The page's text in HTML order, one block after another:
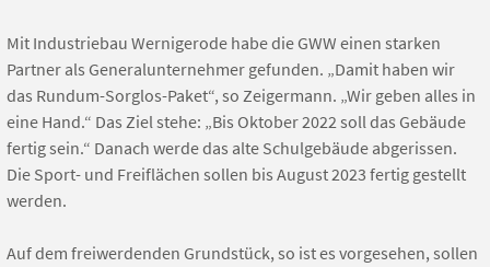
Mit Industriebau Wernigerode habe die GWW einen starken
Partner als Generalunternehmer gefunden. „Damit haben wir
das Rundum-Sorglos-Paket“, so Zeigermann. „Wir geben alles in
eine Hand.“ Das Ziel stehe: „Bis Oktober 2022 soll das Gebäude
fertig sein.“ Danach werde das alte Schulgebäude abgerissen.
Die Sport- und Freiflächen sollen bis August 2023 fertig gestellt
werden.
Auf dem freiwerdenden Grundstück, so ist es vorgesehen, sollen